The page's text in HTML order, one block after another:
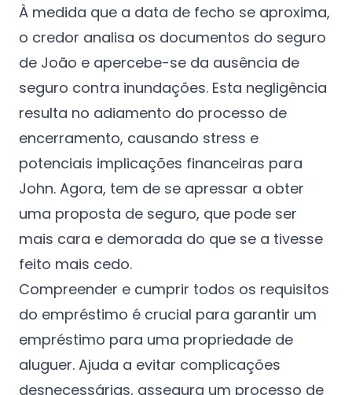
À medida que a data de fecho se aproxima,
o credor analisa os documentos do seguro
de João e apercebe-se da ausência de
seguro contra inundações. Esta negligência
resulta no adiamento do processo de
encerramento, causando stress e
potenciais implicações financeiras para
John. Agora, tem de se apressar a obter
uma proposta de seguro, que pode ser
mais cara e demorada do que se a tivesse
feito mais cedo.
Compreender e cumprir todos os requisitos
do empréstimo é crucial para garantir um
empréstimo para uma propriedade de
aluguer. Ajuda a evitar complicações
desnecessárias, assegura um processo de